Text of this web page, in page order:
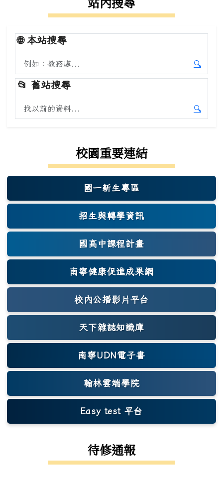
🌐本站搜尋
搜尋本站內容
🔍
開始本
📂 舊站搜尋
搜尋舊站內容
🔍
開始舊
校園重要連結
國一新生專區
(另開新視窗)
招生與轉學資訊
國高中課程計畫
南寧健康促進成果網
(另開新視窗)
校內公播影片平台
天下雜誌知識庫
(另開新視窗)
南寧UDN電子書
翰林雲端學院
Easy test 平台
(另開新視窗)
待修通報